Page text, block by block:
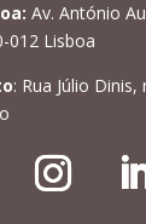
Av. António
012 Lisboa
: Rua Júlio